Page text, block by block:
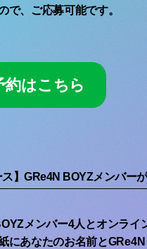
で、ご応募可能です。
約はこちら
ス】GRe4N BOYZメンバー
メンバー4人とオンライ
にあなたのお名前と